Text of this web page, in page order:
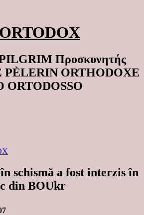
Προσκυνητής
ORTHODOXE
ORTODOSSO
schismă a fost interzis în
din BOUkr